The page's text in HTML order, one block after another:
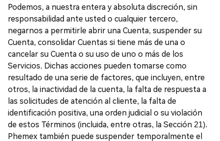
Podemos, a nuestra entera y absoluta discreción, sin
responsabilidad ante usted o cualquier tercero,
negarnos a permitirle abrir una Cuenta, suspender su
Cuenta, consolidar Cuentas si tiene más de una o
cancelar su Cuenta o su uso de uno o más de los
Servicios. Dichas acciones pueden tomarse como
resultado de una serie de factores, que incluyen, entre
otros, la inactividad de la cuenta, la falta de respuesta a
las solicitudes de atención al cliente, la falta de
identificación positiva, una orden judicial o su violación
de estos Términos (incluida, entre otras, la Sección 21).
Phemex también puede suspender temporalmente el